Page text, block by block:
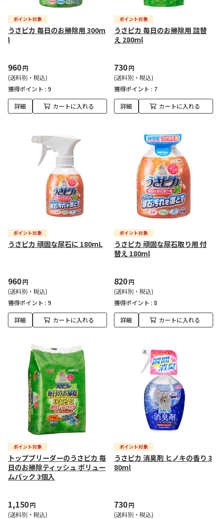
うさピカ 毎日のお掃除用 300m
l
960円
(送料別・税込)
獲得ポイント : 9
詳細 カートに入れる
うさピカ 毎日のお掃除用 詰替
え 280ml
730円
(送料別・税込)
獲得ポイント : 7
詳細 カートに入れる
うさピカ 頑固な尿石に 180mL
960円
(送料別・税込)
獲得ポイント : 9
詳細 カートに入れる
うさピカ 頑固な尿石取り用 付
替え 180ml
820円
(送料別・税込)
獲得ポイント : 8
詳細 カートに入れる
トップブリーダーのうさピカ 毎
日のお掃除ティッシュ ボリュー
ムパック 3個入
1,150円
(送料別・税込)
うさピカ 消臭剤 ヒノキの香り 3
80ml
730円
(送料別・税込)